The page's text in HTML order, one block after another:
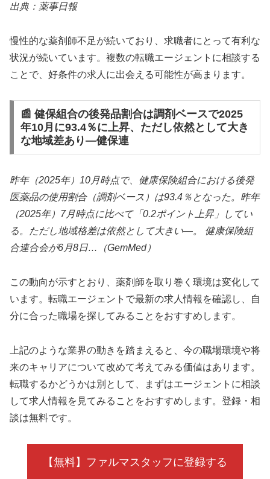
出典：薬事日報
慢性的な薬剤師不足が続いており、求職者にとって有利な
状況が続いています。複数の転職エージェントに相談する
ことで、好条件の求人に出会える可能性が高まります。
📰 健保組合の後発品割合は調剤ベースで2025
年10月に93.4％に上昇、ただし依然として大き
な地域差あり—健保連
昨年（2025年）10月時点で、健康保険組合における後発
医薬品の使用割合（調剤ベース）は93.4％となった。昨年
（2025年）7月時点に比べて「0.2ポイント上昇」してい
る。ただし地域格差は依然として大きい—。 健康保険組
合連合会が6月8日…（GemMed）
この動向が示すとおり、薬剤師を取り巻く環境は変化して
います。転職エージェントで最新の求人情報を確認し、自
分に合った職場を探してみることをおすすめします。
上記のような業界の動きを踏まえると、今の職場環境や将
来のキャリアについて改めて考えてみる価値はあります。
転職するかどうかは別として、まずはエージェントに相談
して求人情報を見てみることをおすすめします。登録・相
談は無料です。
【無料】ファルマスタッフに登録する